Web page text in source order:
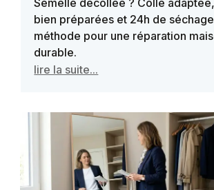
bien préparées et 24h de
méthode pour une réparation
durable.
lire la suite...